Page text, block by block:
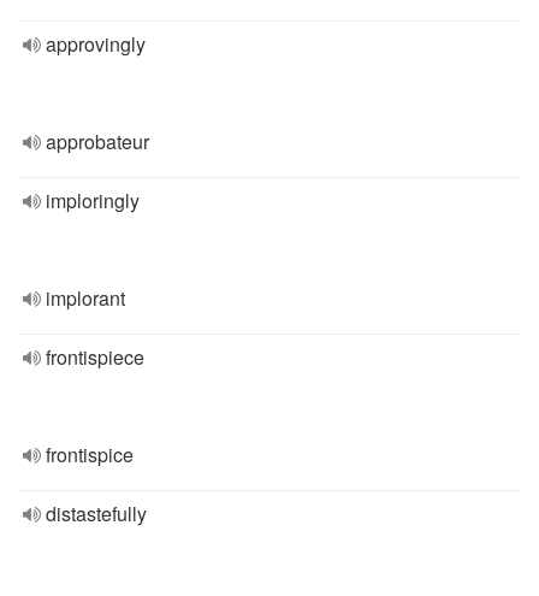
approvingly
approbateur
imploringly
implorant
frontispiece
frontispice
distastefully